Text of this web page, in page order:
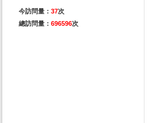
今訪問量： 37次
總訪問量： 696596次